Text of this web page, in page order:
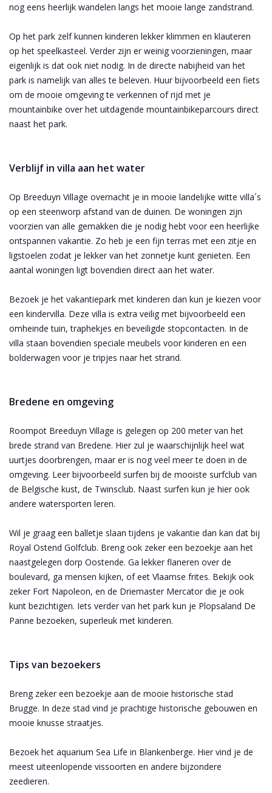
nog eens heerlijk wandelen langs het mooie lange zandstrand.
Op het park zelf kunnen kinderen lekker klimmen en klauteren
op het speelkasteel. Verder zijn er weinig voorzieningen, maar
eigenlijk is dat ook niet nodig. In de directe nabijheid van het
park is namelijk van alles te beleven. Huur bijvoorbeeld een fiets
om de mooie omgeving te verkennen of rijd met je
mountainbike over het uitdagende mountainbikeparcours direct
naast het park.
Verblijf in villa aan het water
Op Breeduyn Village overnacht je in mooie landelijke witte villa´s
op een steenworp afstand van de duinen. De woningen zijn
voorzien van alle gemakken die je nodig hebt voor een heerlijke
ontspannen vakantie. Zo heb je een fijn terras met een zitje en
ligstoelen zodat je lekker van het zonnetje kunt genieten. Een
aantal woningen ligt bovendien direct aan het water.
Bezoek je het vakantiepark met kinderen dan kun je kiezen voor
een kindervilla. Deze villa is extra veilig met bijvoorbeeld een
omheinde tuin, traphekjes en beveiligde stopcontacten. In de
villa staan bovendien speciale meubels voor kinderen en een
bolderwagen voor je tripjes naar het strand.
Bredene en omgeving
Roompot Breeduyn Village is gelegen op 200 meter van het
brede strand van Bredene. Hier zul je waarschijnlijk heel wat
uurtjes doorbrengen, maar er is nog veel meer te doen in de
omgeving. Leer bijvoorbeeld surfen bij de mooiste surfclub van
de Belgische kust, de Twinsclub. Naast surfen kun je hier ook
andere watersporten leren.
Wil je graag een balletje slaan tijdens je vakantie dan kan dat bij
Royal Ostend Golfclub. Breng ook zeker een bezoekje aan het
naastgelegen dorp Oostende. Ga lekker flaneren over de
boulevard, ga mensen kijken, of eet Vlaamse frites. Bekijk ook
zeker Fort Napoleon, en de Driemaster Mercator die je ook
kunt bezichtigen. Iets verder van het park kun je Plopsaland De
Panne bezoeken, superleuk met kinderen.
Tips van bezoekers
Breng zeker een bezoekje aan de mooie historische stad
Brugge. In deze stad vind je prachtige historische gebouwen en
mooie knusse straatjes.
Bezoek het aquarium Sea Life in Blankenberge. Hier vind je de
meest uiteenlopende vissoorten en andere bijzondere
zeedieren.